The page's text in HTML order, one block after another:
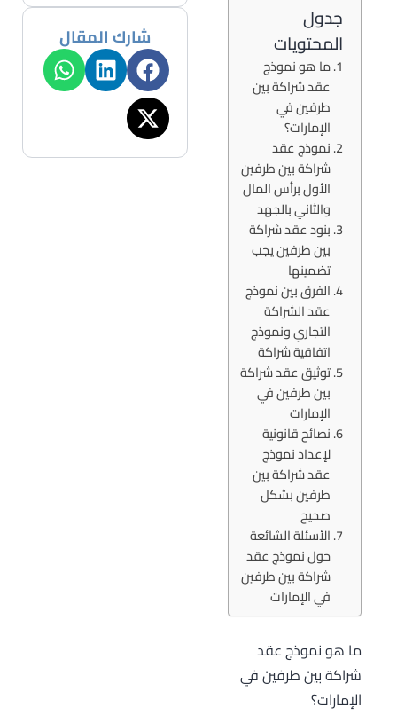
جدول
المحتويات
ما هو نموذج
عقد شراكة بين
طرفين في
الإمارات؟
نموذج عقد
شراكة بين طرفين
الأول برأس المال
والثاني بالجهد
بنود عقد شراكة
بين طرفين يجب
تضمينها
الفرق بين نموذج
عقد الشراكة
التجاري ونموذج
اتفاقية شراكة
توثيق عقد شراكة
بين طرفين في
الإمارات
نصائح قانونية
لإعداد نموذج
عقد شراكة بين
طرفين بشكل
صحيح
الأسئلة الشائعة
حول نموذج عقد
شراكة بين طرفين
في الإمارات
ما هو نموذج عقد
شراكة بين طرفين في
الإمارات؟
شارك المقال